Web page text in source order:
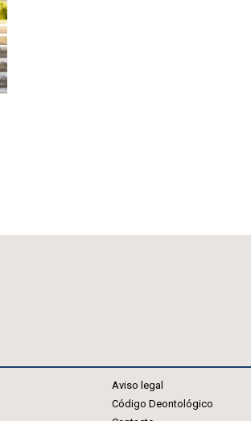
Aviso legal
Código Deontológico